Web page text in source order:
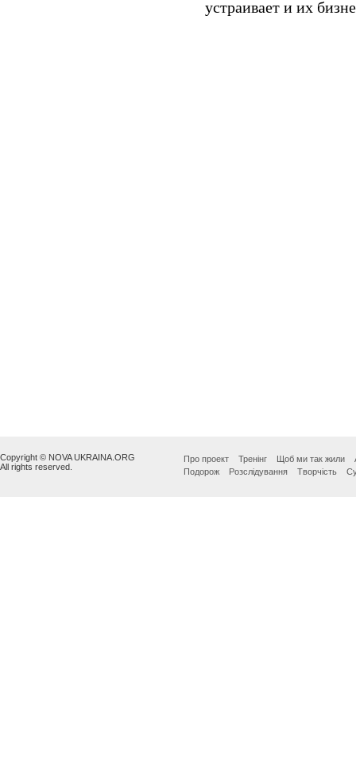
Copyright © NOVA UKRAINA.ORG
All rights reserved.
Про проект Тренінг Щоб ми так жили
Подорож
Розслідування Творчість